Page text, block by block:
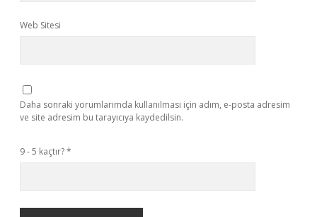
Web Sitesi
Daha sonraki yorumlarımda kullanılması için adım, e-posta adresim
ve site adresim bu tarayıcıya kaydedilsin.
9 - 5 kaçtır?*